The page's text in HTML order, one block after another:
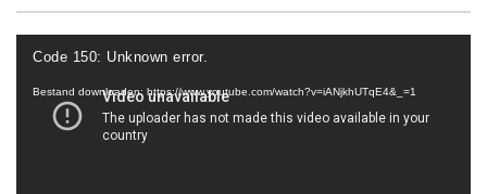
Videospeler
Code 150: Unknown error.
Bestand downloaden: https://www.youtube.com/watch?v=iANjkhUTqE4&_=1